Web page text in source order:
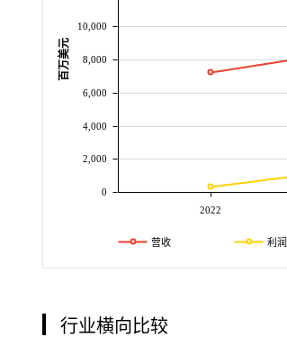
2022
0
2,000
4,000
6,000
8,000
10,000
百万美元
营收 利润
行业横向比较